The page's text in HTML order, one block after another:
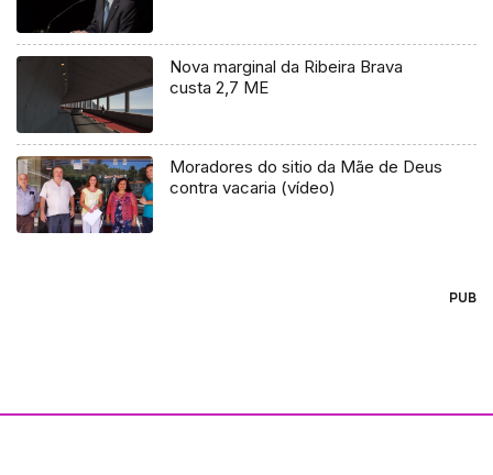
Nova marginal da Ribeira Brava
custa 2,7 ME
Moradores do sitio da Mãe de Deus
contra vacaria (vídeo)
PUB